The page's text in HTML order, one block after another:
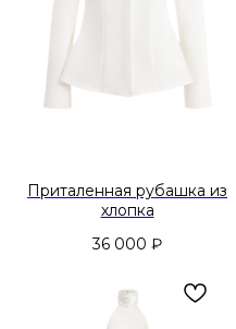
Приталенная рубашка из
хлопка
36 000 ₽